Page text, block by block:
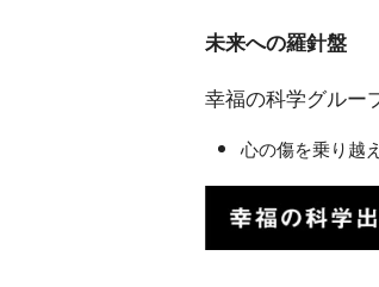
未来への羅針盤
幸福の科学グルー
心の傷を乗り越